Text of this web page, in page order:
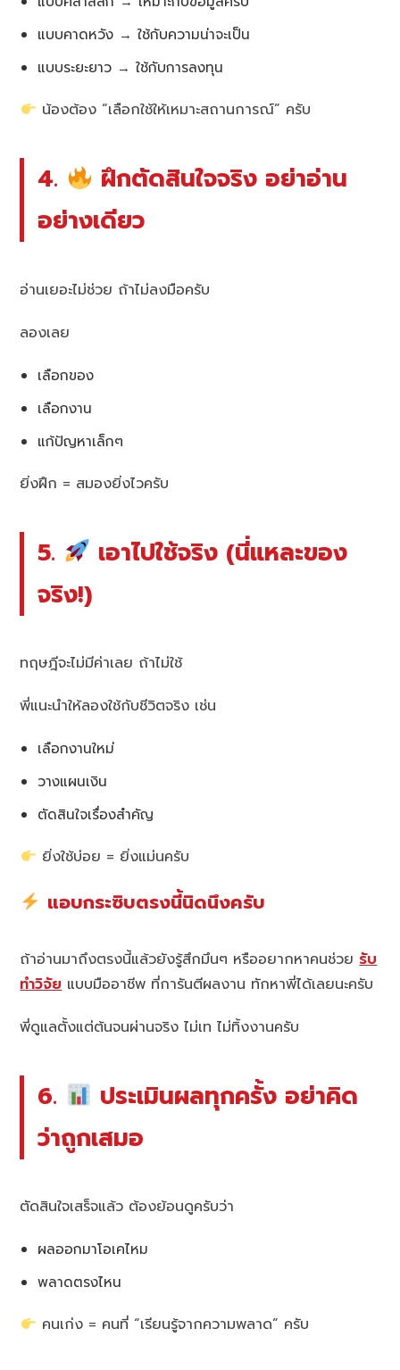
แบบคาดหวัง → ใช้กับความน่าจะเป็น
แบบระยะยาว → ใช้กับการลงทุน
น้องต้อง “เลือกใช้ให้เหมาะสถานการณ์” ครับ
4.
ฝึกตัดสินใจจริง อย่าอ่าน
อย่างเดียว
อ่านเยอะไม่ช่วย ถ้าไม่ลงมือครับ
ลองเลย
เลือกของ
เลือกงาน
แก้ปัญหาเล็กๆ
ยิ่งฝึก = สมองยิ่งไวครับ
5.
เอาไปใช้จริง (นี่แหละของ
จริง!)
ทฤษฎีจะไม่มีค่าเลย ถ้าไม่ใช้
พี่แนะนำให้ลองใช้กับชีวิตจริง เช่น
เลือกงานใหม่
วางแผนเงิน
ตัดสินใจเรื่องสำคัญ
ยิ่งใช้บ่อย = ยิ่งแม่นครับ
แอบกระซิบตรงนี้นิดนึงครับ
ถ้าอ่านมาถึงตรงนี้แล้วยังรู้สึกมึนๆ หรืออยากหาคนช่วยรับ
ทำวิจัยแบบมืออาชีพ ที่การันตีผลงาน ทักหาพี่ได้เลยนะครับ
พี่ดูแลตั้งแต่ต้นจนผ่านจริง ไม่เท ไม่ทิ้งงานครับ
6.
ประเมินผลทุกครั้ง อย่าคิด
ว่าถูกเสมอ
ตัดสินใจเสร็จแล้ว ต้องย้อนดูครับว่า
ผลออกมาโอเคไหม
พลาดตรงไหน
คนเก่ง = คนที่ “เรียนรู้จากความพลาด” ครับ